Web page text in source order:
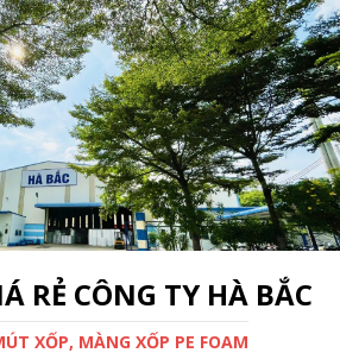
RẺ CÔNG TY HÀ BẮC
XỐP, MÀNG XỐP PE FOAM